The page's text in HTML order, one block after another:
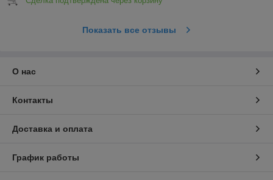
Показать все отзывы
О нас
Контакты
Доставка и оплата
График работы